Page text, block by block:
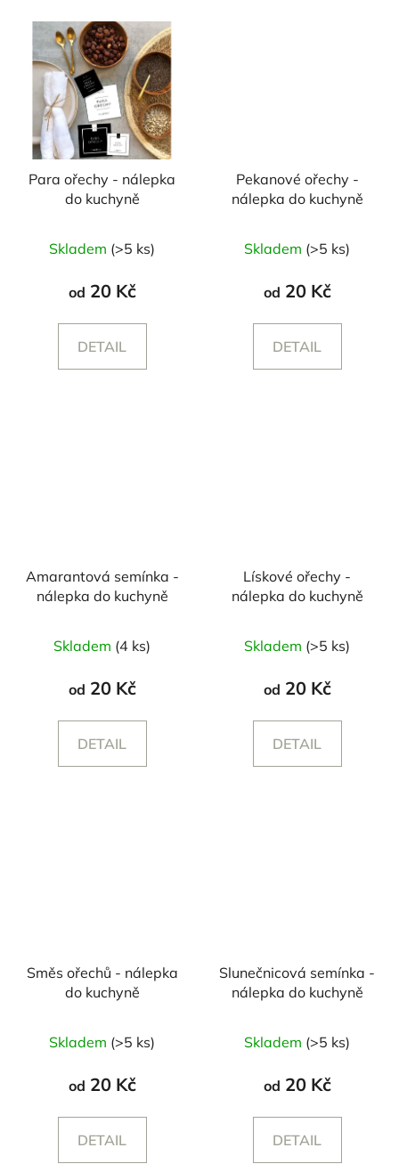
Para ořechy - nálepka
do kuchyně
Skladem (>5 ks)
od 20 Kč
DETAIL
Pekanové ořechy -
nálepka do kuchyně
Skladem (>5 ks)
od 20 Kč
DETAIL
Amarantová semínka -
nálepka do kuchyně
Skladem (4 ks)
od 20 Kč
DETAIL
Lískové ořechy -
nálepka do kuchyně
Skladem (>5 ks)
od 20 Kč
DETAIL
Směs ořechů - nálepka
do kuchyně
Skladem (>5 ks)
od 20 Kč
DETAIL
Slunečnicová semínka -
nálepka do kuchyně
Skladem (>5 ks)
od 20 Kč
DETAIL